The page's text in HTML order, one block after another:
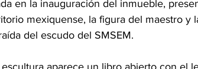
en la inauguración del inmueble,
mexiquense, la figura del maestro y
del escudo del SMSEM.
aparece un libro abierto con el